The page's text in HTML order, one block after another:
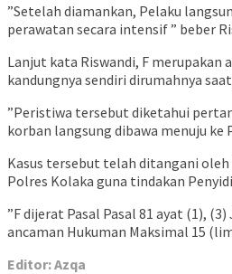
”Setelah diamankan, Pelaku
perawatan secara intensif ” beber
Lanjut kata Riswandi, F merupakan
kandungnya sendiri dirumahnya
”Peristiwa tersebut diketahui
korban langsung dibawa menuju ke
Kasus tersebut telah ditangani oleh
Polres Kolaka guna tindakan
”F dijerat Pasal Pasal 81 ayat (1),
ancaman Hukuman Maksimal 15
Editor: Azqa